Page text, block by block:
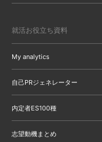
就活お役立ち資料
My analytics
自己PRジェネレーター
内定者ES100種
志望動機まとめ